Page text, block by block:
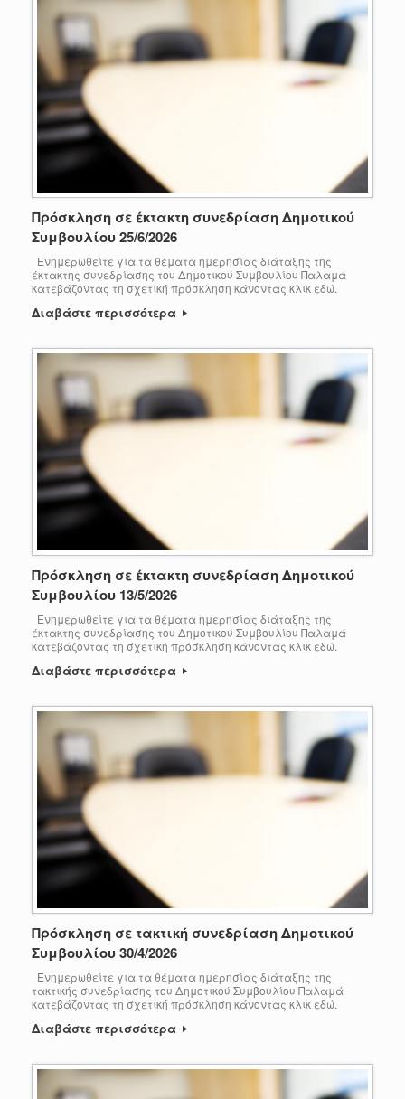
Πρόσκληση σε έκτακτη συνεδρίαση Δημοτικού
Συμβουλίου 25/6/2026
Ενημερωθείτε για τα θέματα ημερησίας διάταξης της
έκτακτης συνεδρίασης του Δημοτικού Συμβουλίου Παλαμά
κατεβάζοντας τη σχετική πρόσκληση κάνοντας κλικ εδώ.
Διαβάστε περισσότερα
Πρόσκληση σε έκτακτη συνεδρίαση Δημοτικού
Συμβουλίου 13/5/2026
Ενημερωθείτε για τα θέματα ημερησίας διάταξης της
έκτακτης συνεδρίασης του Δημοτικού Συμβουλίου Παλαμά
κατεβάζοντας τη σχετική πρόσκληση κάνοντας κλικ εδώ.
Διαβάστε περισσότερα
Πρόσκληση σε τακτική συνεδρίαση Δημοτικού
Συμβουλίου 30/4/2026
Ενημερωθείτε για τα θέματα ημερησίας διάταξης της
τακτικής συνεδρίασης του Δημοτικού Συμβουλίου Παλαμά
κατεβάζοντας τη σχετική πρόσκληση κάνοντας κλικ εδώ.
Διαβάστε περισσότερα